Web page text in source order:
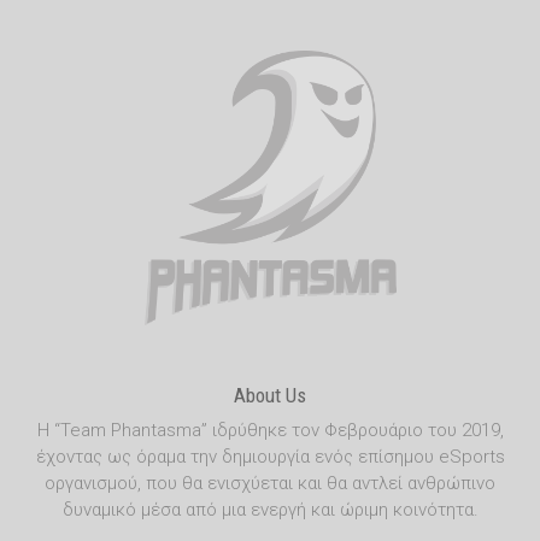
About Us
Η “Team Phantasma” ιδρύθηκε τον Φεβρουάριο του 2019,
έχοντας ως όραμα την δημιουργία ενός επίσημου eSports
οργανισμού, που θα ενισχύεται και θα αντλεί ανθρώπινο
δυναμικό μέσα από μια ενεργή και ώριμη κοινότητα.